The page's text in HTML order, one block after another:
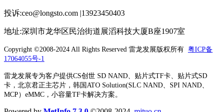
投诉:ceo@longsto.com |13923450403
地址:深圳市龙华区民治街道展滔科技大厦B座1907室
Copyright ©2008-2024 All Rights Reserved 雷龙发展版权所有 粤ICP备
17064055号-1
雷龙发展专为客户提供CS创世 SD NAND、贴片式TF卡、贴片式SD
卡，北京君正主芯片，韩国ATO Solution(SLC NAND、SPI NAND、
MCP）eMMC，小容量TF卡解决方案。